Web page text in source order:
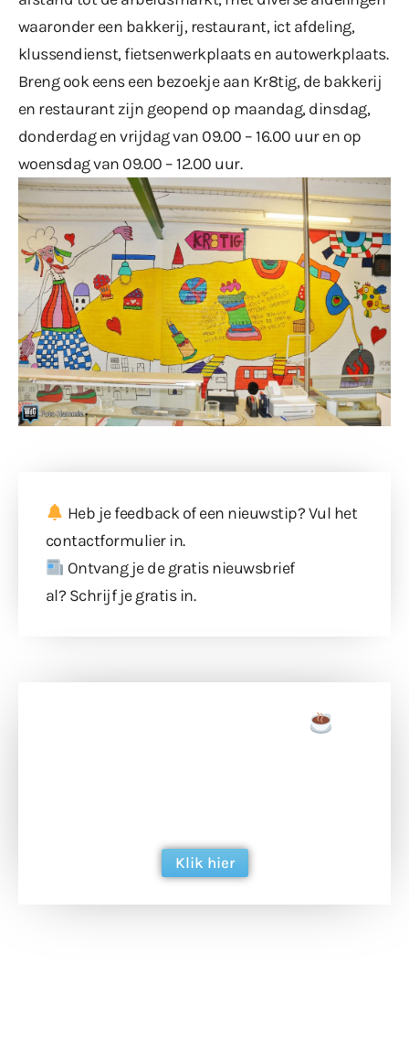
waaronder een bakkerij, restaurant, ict afdeling,
klussendienst, fietsenwerkplaats en autowerkplaats.
Breng ook eens een bezoekje aan Kr8tig, de bakkerij
en restaurant zijn geopend op maandag, dinsdag,
donderdag en vrijdag van 09.00 – 16.00 uur en op
woensdag van 09.00 – 12.00 uur.
Heb je feedback of een nieuwstip? Vul het
contactformulierin.
Ontvang je de gratis nieuwsbrief
al? Schrijf je gratis in.
Klik hier